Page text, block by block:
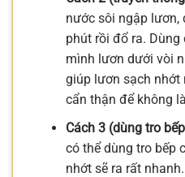
nước sôi ngập lươn,
phút rồi đổ ra.
mình lươn dưới vòi
giúp lươn sạch nhớt
cẩn thận để không
Cách 3 (dùng tro
có thể dùng tro bếp
nhớt sẽ ra rất